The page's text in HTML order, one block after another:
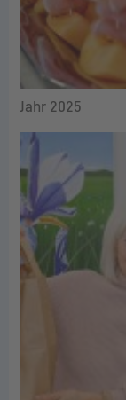
Jahr 2025